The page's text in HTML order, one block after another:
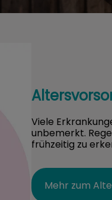
Viele
unbemerkt.
frühzeitig zu
Mehr zum